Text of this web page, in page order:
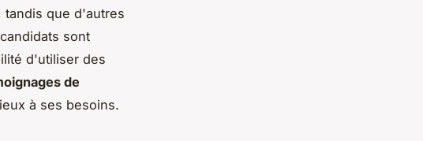
tandis que d'autres
sont
d'utiliser des
de
à ses besoins.